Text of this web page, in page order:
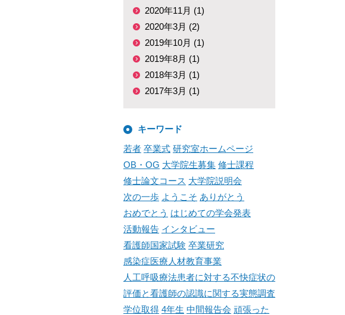
2020年11月 (1)
2020年3月 (2)
2019年10月 (1)
2019年8月 (1)
2018年3月 (1)
2017年3月 (1)
キーワード
若者 卒業式 研究室ホームページ
OB・OG 大学院生募集 修士課程
修士論文コース 大学院説明会
次の一歩 ようこそ ありがとう
おめでとう はじめての学会発表
活動報告 インタビュー
看護師国家試験 卒業研究
感染症医療人材教育事業
人工呼吸療法患者に対する不快症状の
評価と看護師の認識に関する実態調査
学位取得 4年生 中間報告会 頑張った